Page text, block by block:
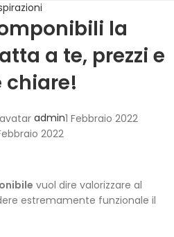
la
a te, prezzi e
chiare!
admin1 Febbraio 2022
2022
vuol dire valorizzare al
estremamente funzionale il